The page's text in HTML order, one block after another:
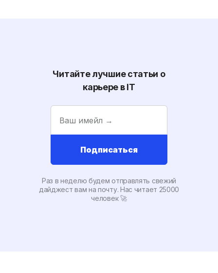
Читайте лучшие статьи о
карьере в IT
Подписаться
Раз в неделю будем отправлять свежий
дайджест вам на почту. Наc читает 25000
человек 🚀